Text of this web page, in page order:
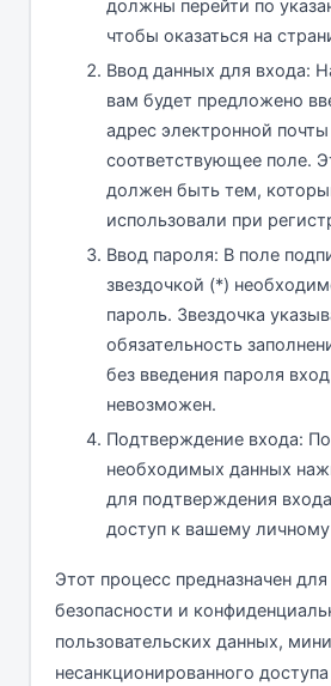
должны перейти по
чтобы оказаться на
Ввод данных для входа:
вам будет предложено
адрес электронной
соответствующее поле.
должен быть тем,
использовали при
Ввод пароля: В поле
звездочкой (*)
пароль. Звездочка
обязательность
без введения пароля
невозможен.
Подтверждение входа:
необходимых данных
для подтверждения
доступ к вашему личному
Этот процесс предназначен
безопасности и
пользовательских данных,
несанкционированного